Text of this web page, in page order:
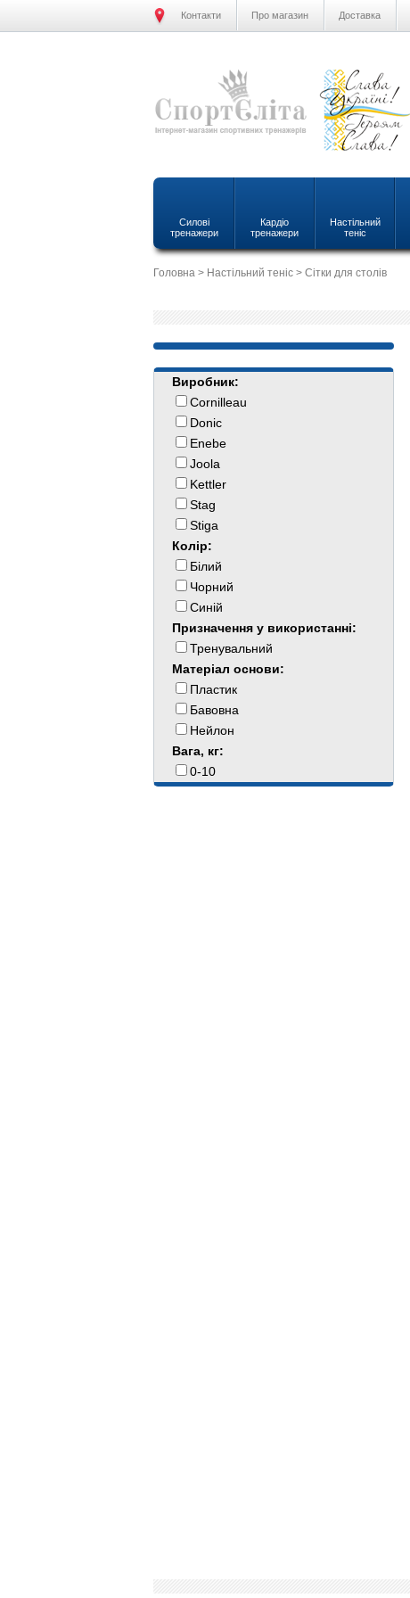
Контакти Про магазин Доставка
Силові
тренажери
Кардіо
тренажери
Настільний
теніс
Головна > Настільний теніс > Сітки для столів
Виробник:
Cornilleau
Donic
Enebe
Joola
Kettler
Stag
Stiga
Колір:
Білий
Чорний
Синій
Призначення у використанні:
Тренувальний
Матеріал основи:
Пластик
Бавовна
Нейлон
Вага, кг:
0-10